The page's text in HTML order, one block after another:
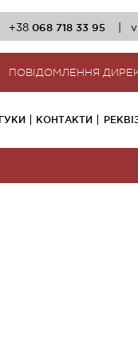
+38 068 718 33 95
ПОВІДОМЛЕННЯ
КОНТАКТИ